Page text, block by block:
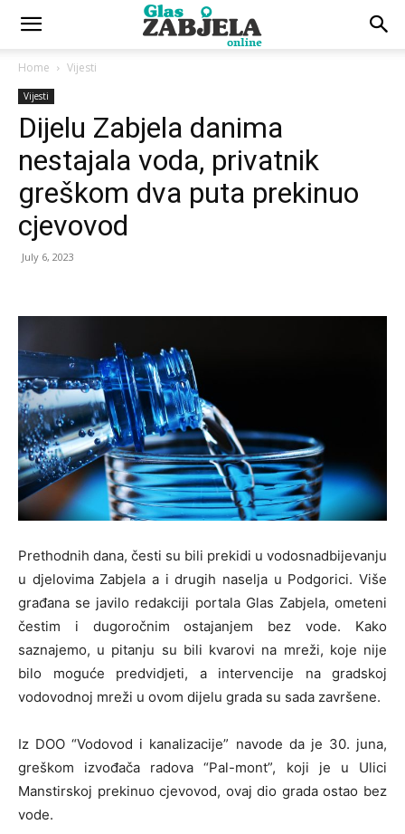
Home Vijesti
Vijesti
Dijelu Zabjela danima
nestajala voda, privatnik
greškom dva puta prekinuo
cjevovod
July 6, 2023
Prethodnih dana, česti su bili prekidi u vodosnadbijevanju
u djelovima Zabjela a i drugih naselja u Podgorici. Više
građana se javilo redakciji portala Glas Zabjela, ometeni
čestim i dugoročnim ostajanjem bez vode. Kako
saznajemo, u pitanju su bili kvarovi na mreži, koje nije
bilo moguće predvidjeti, a intervencije na gradskoj
vodovodnoj mreži u ovom dijelu grada su sada završene.
Iz DOO “Vodovod i kanalizacije” navode da je 30. juna,
greškom izvođača radova “Pal-mont”, koji je u Ulici
Manstirskoj prekinuo cjevovod, ovaj dio grada ostao bez
vode.